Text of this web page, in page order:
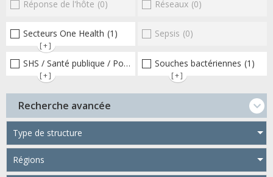
Réponse de l'hôte (0) Réseaux (0)
Secteurs One Health (1)
[+]
Sepsis (0)
SHS / Santé publique / Politiques publiques / socio-économie
[+]
Souches bactériennes (1)
[+]
Recherche avancée
Type de structure
Régions